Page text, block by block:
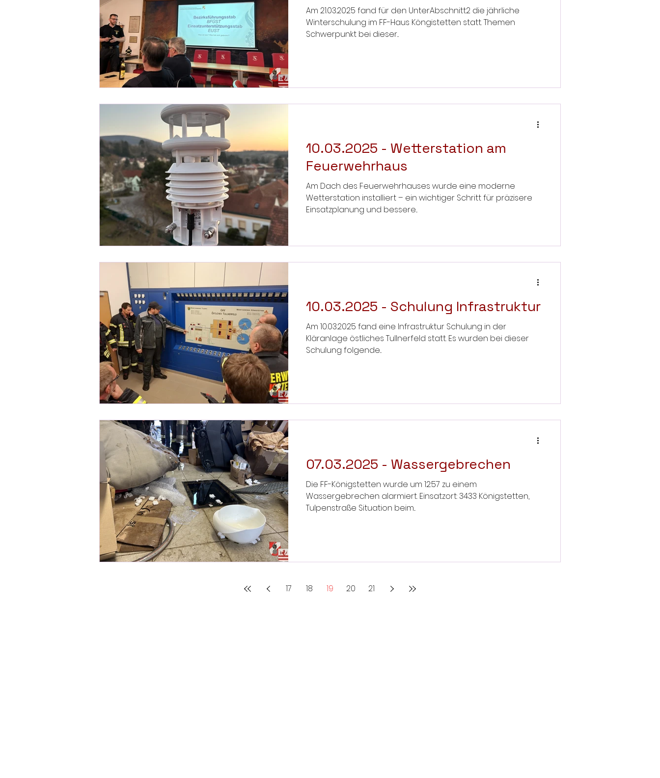
Am 21.03.2025 fand für den UnterAbschnitt2 die jährliche
Winterschulung im FF-Haus Köngistetten statt. Themen
Schwerpunkt bei dieser...
10.03.2025 - Wetterstation am
Feuerwehrhaus
Am Dach des Feuerwehrhauses wurde eine moderne
Wetterstation installiert – ein wichtiger Schritt für präzisere
Einsatzplanung und bessere...
10.03.2025 - Schulung Infrastruktur
Am 10.03.2025 fand eine Infrastruktur Schulung in der
Kläranlage östliches Tullnerfeld statt. Es wurden bei dieser
Schulung folgende...
07.03.2025 - Wassergebrechen
Die FF-Königstetten wurde um 12:57 zu einem
Wassergebrechen alarmiert. Einsatzort: 3433 Königstetten,
Tulpenstraße Situation beim...
17 18 19 20 21